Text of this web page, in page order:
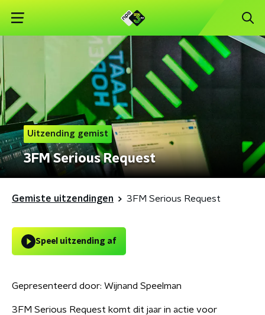
Uitzending gemist
3FM Serious Request
Gemiste uitzendingen 3FM Serious Request
Speel uitzending af
Gepresenteerd door: Wijnand Speelman
3FM Serious Request komt dit jaar in actie voor